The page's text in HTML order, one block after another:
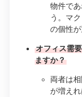
物件で
う。マ
の個性が
オフィス需
ますか？
両者は
が増え